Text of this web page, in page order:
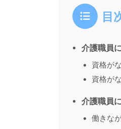
目
介護職員
資格が
資格が
介護職員
働きな